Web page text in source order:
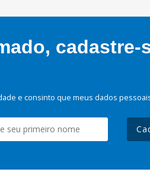
cadastre-
e consinto que meus dados